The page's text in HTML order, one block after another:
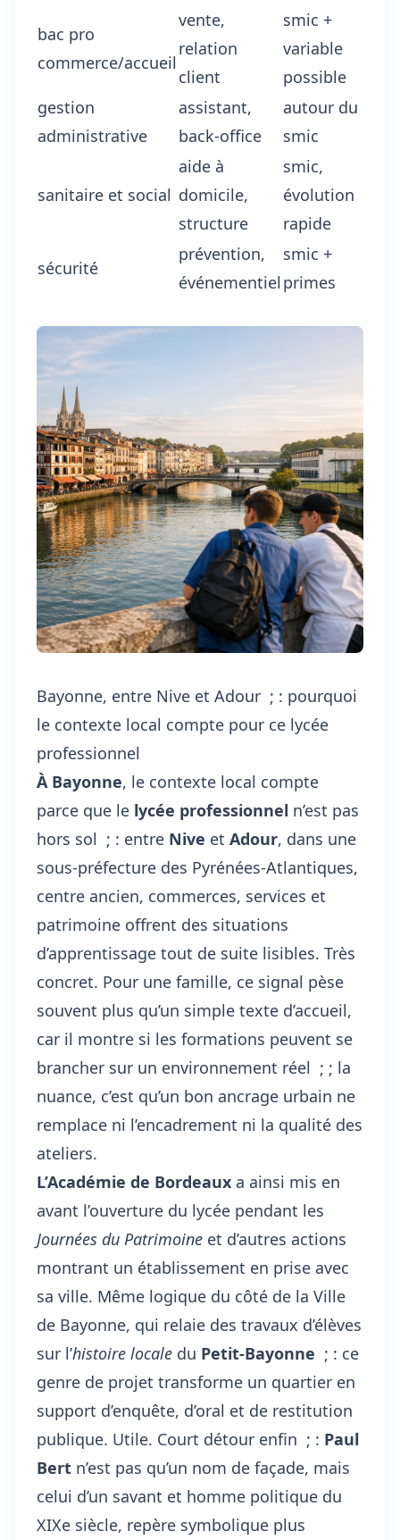
bac pro
commerce/accueil
vente,
relation
client
smic +
variable
possible
gestion
administrative
assistant,
back-office
autour du
smic
sanitaire et social
aide à
domicile,
structure
smic,
évolution
rapide
sécurité
prévention,
événementiel
smic +
primes
Bayonne, entre Nive et Adour ; : pourquoi
le contexte local compte pour ce lycée
professionnel
À Bayonne, le contexte local compte
parce que le lycée professionnel n’est pas
hors sol ; : entre Nive et Adour, dans une
sous-préfecture des Pyrénées-Atlantiques,
centre ancien, commerces, services et
patrimoine offrent des situations
d’apprentissage tout de suite lisibles. Très
concret. Pour une famille, ce signal pèse
souvent plus qu’un simple texte d’accueil,
car il montre si les formations peuvent se
brancher sur un environnement réel ; ; la
nuance, c’est qu’un bon ancrage urbain ne
remplace ni l’encadrement ni la qualité des
ateliers.
L’Académie de Bordeaux a ainsi mis en
avant l’ouverture du lycée pendant les
Journées du Patrimoine et d’autres actions
montrant un établissement en prise avec
sa ville. Même logique du côté de la Ville
de Bayonne, qui relaie des travaux d’élèves
sur l’histoire locale du Petit-Bayonne ; : ce
genre de projet transforme un quartier en
support d’enquête, d’oral et de restitution
publique. Utile. Court détour enfin ; : Paul
Bert n’est pas qu’un nom de façade, mais
celui d’un savant et homme politique du
XIXe siècle, repère symbolique plus